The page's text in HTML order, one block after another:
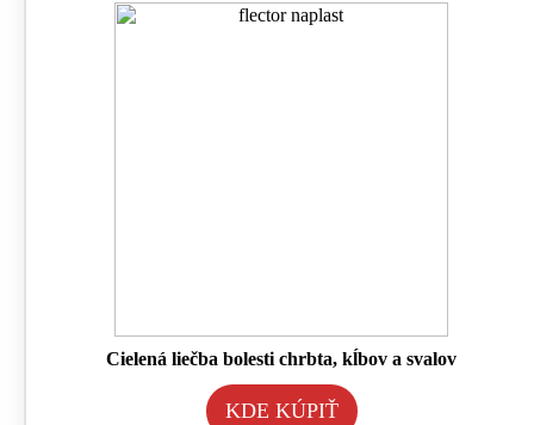
Cielená liečba bolesti chrbta, kĺbov a svalov
KDE KÚPIŤ